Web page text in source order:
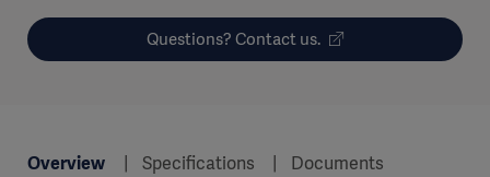
Questions? Contact us.
Overview Specifications Documents